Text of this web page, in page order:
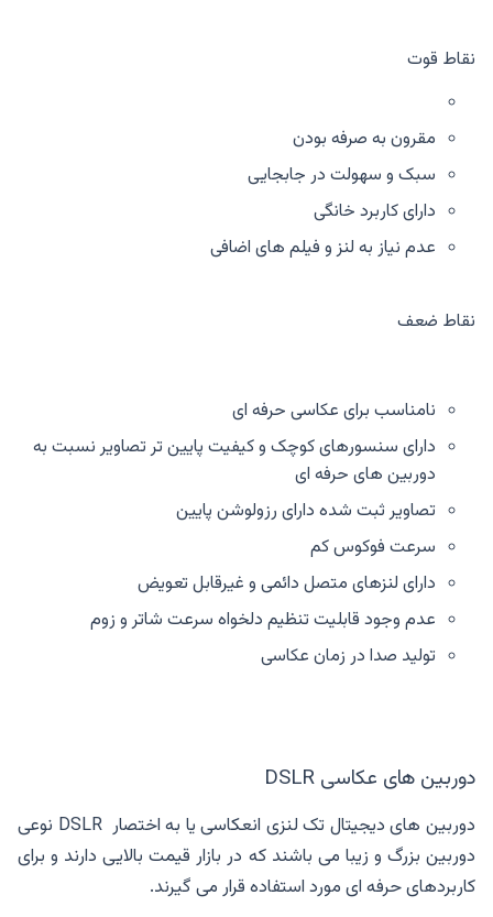
نقاط قوت
مقرون به صرفه بودن
سبک و سهولت در جابجایی
دارای کاربرد خانگی
عدم نیاز به لنز و فیلم ‌های اضافی
نقاط ضعف
نامناسب برای عکاسی حرفه ای
دارای سنسورهای کوچک و کیفیت پایین تر تصاویر نسبت به
دوربین های حرفه ای
تصاویر ثبت شده دارای رزولوشن پایین
سرعت فوکوس کم
دارای لنزهای متصل دائمی و غیرقابل تعویض
عدم وجود قابلیت تنظیم دلخواه سرعت شاتر و زوم
تولید صدا در زمان عکاسی
دوربین های عکاسی DSLR
دوربین های دیجیتال تک لنزی انعکاسی یا به اختصار DSLR نوعی
دوربین بزرگ و زیبا می باشند که در بازار قیمت بالایی دارند و برای
کاربردهای حرفه ای مورد استفاده قرار می گیرند.